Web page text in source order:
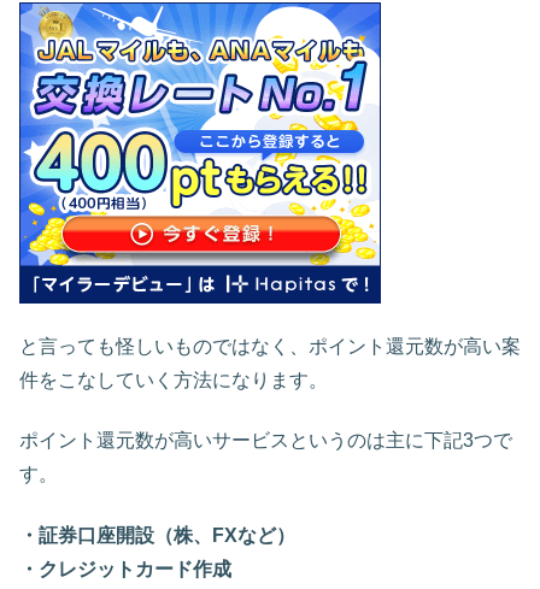
と言っても怪しいものではなく、ポイント還元数が高い案
件をこなしていく方法になります。
ポイント還元数が高いサービスというのは主に下記3つで
す。
・証券口座開設（株、FXなど）
・クレジットカード作成